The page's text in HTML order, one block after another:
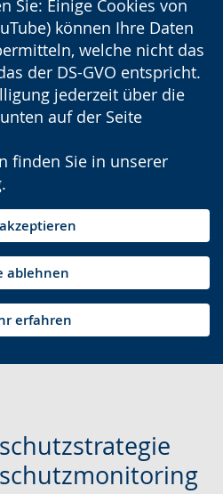
Sie: Einige Cookies von
können Ihre Daten
welche nicht das
der DS-GVO entspricht.
jederzeit über die
auf der Seite
finden Sie in unserer
.
ablehnen
erfahren